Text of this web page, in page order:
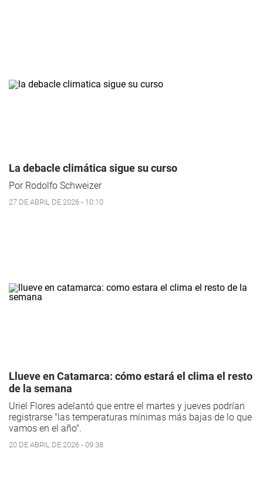
La debacle climática sigue su curso
Por Rodolfo Schweizer
27 DE ABRIL DE 2026 - 10:10
Llueve en Catamarca: cómo estará el clima el resto
de la semana
Uriel Flores adelantó que entre el martes y jueves podrían
registrarse "las temperaturas mínimas más bajas de lo que
vamos en el año".
20 DE ABRIL DE 2026 - 09:38